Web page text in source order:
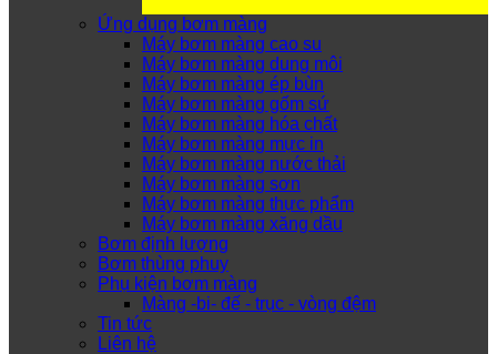
Ứng dụng bơm màng
Máy bơm màng cao su
Máy bơm màng dung môi
Máy bơm màng ép bùn
Máy bơm màng gốm sứ
Máy bơm màng hóa chất
Máy bơm màng mực in
Máy bơm màng nước thải
Máy bơm màng sơn
Máy bơm màng thực phẩm
Máy bơm màng xăng dầu
Bơm định lượng
Bơm thùng phuy
Phụ kiện bơm màng
Màng -bi- đế - trục - vòng đệm
Tin tức
Liên hệ